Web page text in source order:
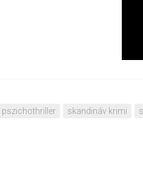
pszichothriller skandináv krimi